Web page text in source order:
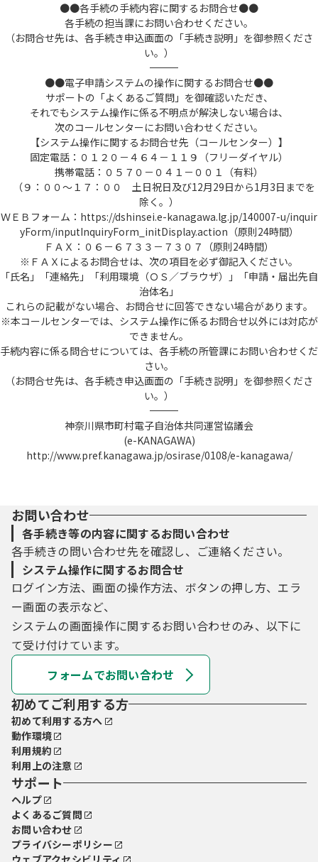
●●各手続の手続内容に関するお問合せ●●
各手続の担当課にお問い合わせください。
（お問合せ先は、各手続き申込画面の「手続き説明」を御参照くださ
い。）
――――――――――――――――――――――――――――――――――――――――――――――――――
●●電子申請システムの操作に関するお問合せ●●
サポートの「よくあるご質問」を御確認いただき、
それでもシステム操作に係る不明点が解決しない場合は、
次のコールセンターにお問い合わせください。
【システム操作に関するお問合せ先（コールセンター）】
固定電話：０１２０－４６４－１１９（フリーダイヤル）
携帯電話：０５７０－０４１－００１（有料）
（９：００～１７：００ 土日祝日及び12月29日から1月3日までを
除く。）
ＷＥＢフォーム：https://dshinsei.e-kanagawa.lg.jp/140007-u/inquir
yForm/inputInquiryForm_initDisplay.action（原則24時間）
ＦＡＸ：０６－６７３３－７３０７（原則24時間）
※ＦＡＸによるお問合せは、次の項目を必ず御記入ください。
「氏名」「連絡先」「利用環境（ＯＳ／ブラウザ）」「申請・届出先自
治体名」
これらの記載がない場合、お問合せに回答できない場合があります。
※本コールセンターでは、システム操作に係るお問合せ以外には対応が
できません。
手続内容に係る問合せについては、各手続の所管課にお問い合わせくだ
さい。
（お問合せ先は、各手続き申込画面の「手続き説明」を御参照くださ
い。）
――――――――――――――――――――――――――――――――――――――――――――――――――
神奈川県市町村電子自治体共同運営協議会
(e-KANAGAWA)
http://www.pref.kanagawa.jp/osirase/0108/e-kanagawa/
お問い合わせ
各手続き等の内容に関するお問い合わせ
各手続きの問い合わせ先を確認し、ご連絡ください。
システム操作に関するお問合せ
ログイン方法、画面の操作方法、ボタンの押し方、エラ
ー画面の表示など、
システムの画面操作に関するお問い合わせのみ、以下に
て受け付けています。
フォームでお問い合わせ
初めてご利用する方
初めて利用する方へ
動作環境
利用規約
利用上の注意
サポート
ヘルプ
よくあるご質問
お問い合わせ
プライバシーポリシー